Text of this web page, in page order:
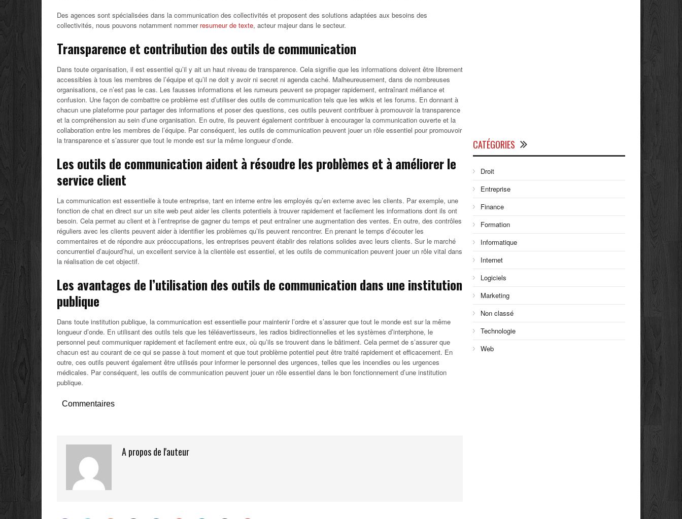
Des agences sont spécialisées dans la communication des collectivités et proposent des solutions adaptées aux besoins des
collectivités, nous pouvons notamment nommer resumeur de texte, acteur majeur dans le secteur.
Transparence et contribution des outils de communication
Dans toute organisation, il est essentiel qu’il y ait un haut niveau de transparence. Cela signifie que les informations doivent être librement
accessibles à tous les membres de l’équipe et qu’il ne doit y avoir ni secret ni agenda caché. Malheureusement, dans de nombreuses
organisations, ce n’est pas le cas. Les fausses informations et les rumeurs peuvent se propager rapidement, entraînant méfiance et
confusion. Une façon de combattre ce problème est d’utiliser des outils de communication tels que les wikis et les forums. En donnant à
chacun une plateforme pour partager des informations et poser des questions, ces outils peuvent contribuer à promouvoir la transparence
et la compréhension au sein d’une organisation. En outre, ils peuvent également contribuer à encourager la communication ouverte et la
collaboration entre les membres de l’équipe. Par conséquent, les outils de communication peuvent jouer un rôle essentiel pour promouvoir
la transparence et s’assurer que tout le monde est sur la même longueur d’onde.
Les outils de communication aident à résoudre les problèmes et à améliorer le
service client
La communication est essentielle à toute entreprise, tant en interne entre les employés qu’en externe avec les clients. Par exemple, une
fonction de chat en direct sur un site web peut aider les clients potentiels à trouver rapidement et facilement les informations dont ils ont
besoin. Cela permet au client et à l’entreprise de gagner du temps et peut entraîner une augmentation des ventes. En outre, des contrôles
réguliers avec les clients peuvent aider à identifier les problèmes qu’ils peuvent rencontrer. En prenant le temps d’écouter les
commentaires et de répondre aux préoccupations, les entreprises peuvent établir des relations solides avec leurs clients. Sur le marché
concurrentiel d’aujourd’hui, un excellent service à la clientèle est essentiel, et les outils de communication peuvent jouer un rôle vital dans
la réalisation de cet objectif.
Les avantages de l’utilisation des outils de communication dans une institution
publique
Dans toute institution publique, la communication est essentielle pour maintenir l’ordre et s’assurer que tout le monde est sur la même
longueur d’onde. En utilisant des outils tels que les téléavertisseurs, les radios bidirectionnelles et les systèmes d’interphone, le
personnel peut communiquer rapidement et facilement entre eux, où qu’ils se trouvent dans le bâtiment. Cela permet de s’assurer que
chacun est au courant de ce qui se passe à tout moment et que tout problème potentiel peut être traité rapidement et efficacement. En
outre, ces outils peuvent également être utilisés pour informer le personnel des urgences, telles que les incendies ou les urgences
médicales. Par conséquent, les outils de communication peuvent jouer un rôle essentiel dans le bon fonctionnement d’une institution
publique.
Commentaires
A propos de l'auteur
CATÉGORIES
Droit
Entreprise
Finance
Formation
Informatique
Internet
Logiciels
Marketing
Non classé
Technologie
Web